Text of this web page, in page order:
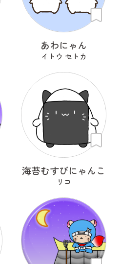
あわにゃん
イトウ セトカ
海苔むすびにゃんこ
リコ